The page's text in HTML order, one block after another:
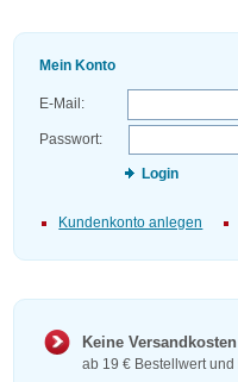
Mein Konto
E-Mail:
Passwort:
Login
Kundenkonto anlegen
Keine Versandkosten
ab 19 € Bestellwert